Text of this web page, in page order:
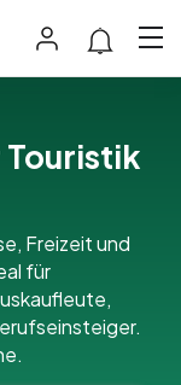
Touristik
Freizeit und
für